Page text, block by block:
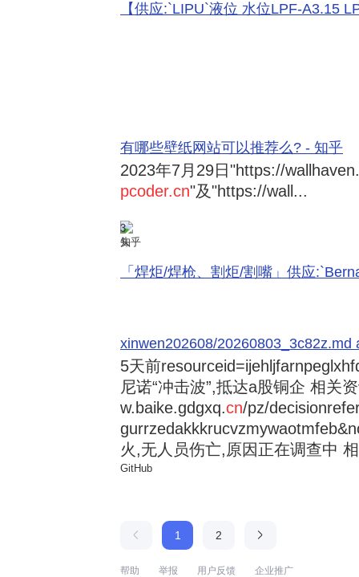
【供应:`LIPU`液位 水位LPF-A3.15
有哪些壁纸网站可以推荐么? - 知乎
2023年7月29日 "https://
pcoder.cn"及"https://wall...
3
知乎
「焊炬/焊枪、割炬/割嘴」供应
xinwen202608/20260803_3c82z.md
5天前
尼诺“冲击波”,抵达a股铜企 相关
w.baike.gdgxq.cn/pz/
火,无人员伤亡,原因正在调查中
GitHub
1 2
帮助 举报 用户反馈 企业推广